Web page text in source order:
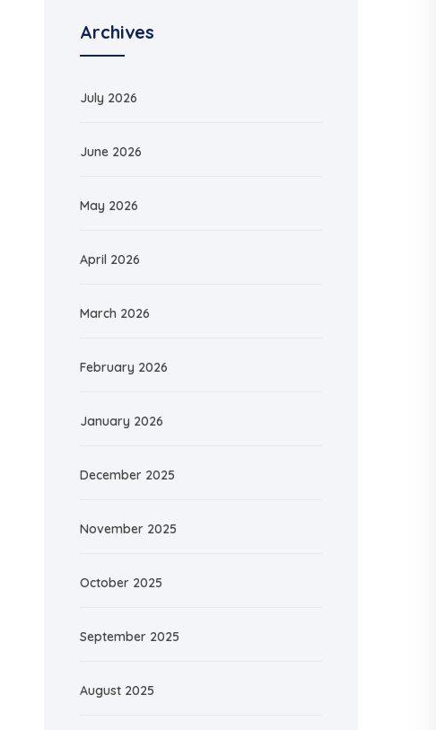
Archives
July 2026
June 2026
May 2026
April 2026
March 2026
February 2026
January 2026
December 2025
November 2025
October 2025
September 2025
August 2025